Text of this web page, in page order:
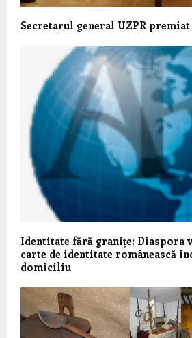
Secretarul general UZPR premiat
Identitate fără granițe: Diaspora
carte de identitate românească
domiciliu